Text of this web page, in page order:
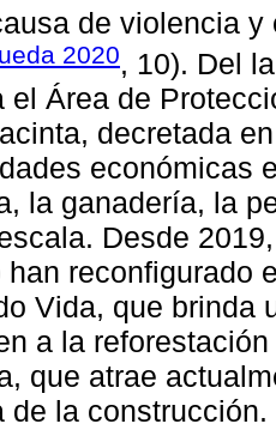
de violencia
2020, 10). Del
el Área de
decretada
económicas
la ganadería, la
Desde
han reconfigurado
Vida, que brinda
a la
que atrae
de la construcción.